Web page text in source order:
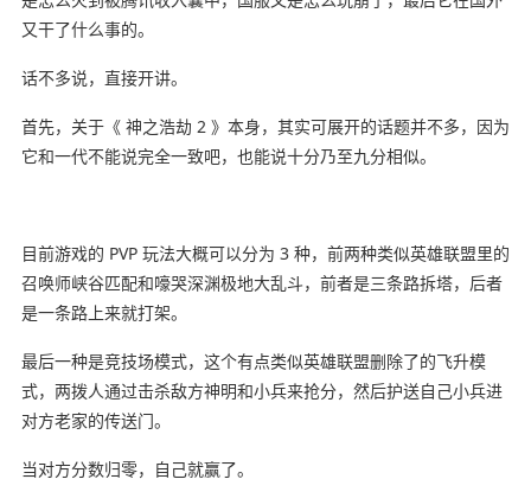
又干了什么事的。
话不多说，直接开讲。
首先，关于《 神之浩劫 2 》本身，其实可展开的话题并不多，因为
它和一代不能说完全一致吧，也能说十分乃至九分相似。
目前游戏的 PVP 玩法大概可以分为 3 种，前两种类似英雄联盟里的
召唤师峡谷匹配和嚎哭深渊极地大乱斗，前者是三条路拆塔，后者
是一条路上来就打架。
最后一种是竞技场模式，这个有点类似英雄联盟删除了的飞升模
式，两拨人通过击杀敌方神明和小兵来抢分，然后护送自己小兵进
对方老家的传送门。
当对方分数归零，自己就赢了。